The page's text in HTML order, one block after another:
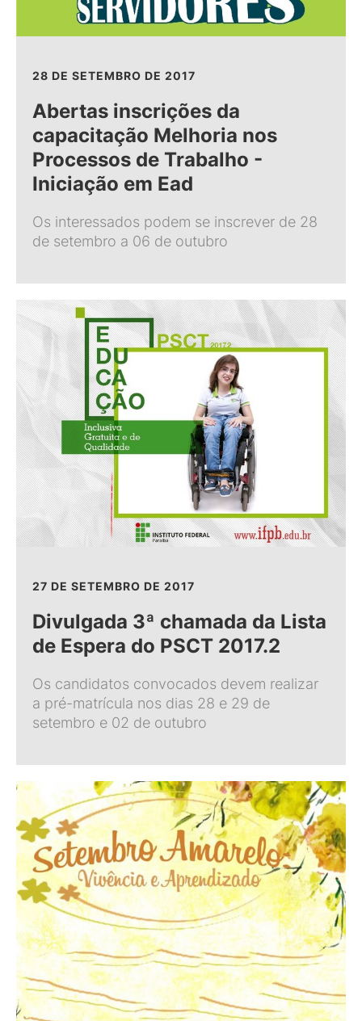
28 DE SETEMBRO DE 2017
Abertas inscrições da
capacitação Melhoria nos
Processos de Trabalho -
Iniciação em Ead
Os interessados podem se inscrever de 28
de setembro a 06 de outubro
27 DE SETEMBRO DE 2017
Divulgada 3ª chamada da Lista
de Espera do PSCT 2017.2
Os candidatos convocados devem realizar
a pré-matrícula nos dias 28 e 29 de
setembro e 02 de outubro